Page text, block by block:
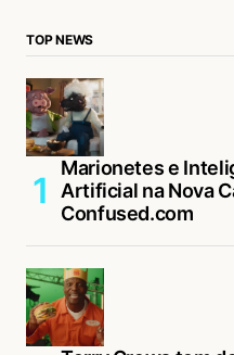
TOP NEWS
Marionetes e
Artificial na Nova
Confused.com